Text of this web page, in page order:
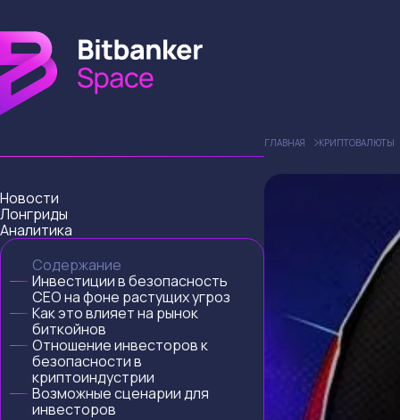
Новости
Лонгриды
Аналитика
Содержание
Инвестиции в безопасность
CEO на фоне растущих угроз
Как это влияет на рынок
биткойнов
Отношение инвесторов к
безопасности в
криптоиндустрии
Возможные сценарии для
инвесторов
ГЛАВНАЯ КРИПТОВАЛЮТЫ